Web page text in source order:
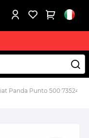
Panda Punto 500